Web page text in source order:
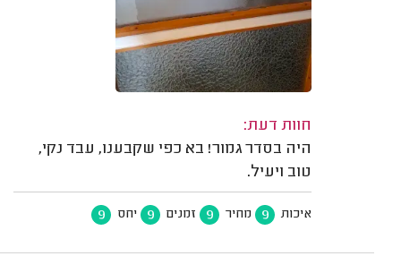
חוות דעת:
היה בסדר גמור! בא כפי שקבענו, עבד נקי,
טוב ויעיל.
איכות 9 מחיר 9 זמנים 9 יחס 9